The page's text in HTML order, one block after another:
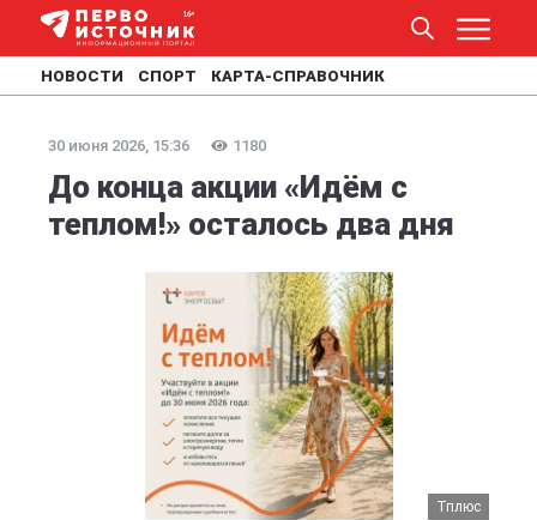
НОВОСТИ СПОРТ КАРТА-СПРАВОЧНИК
30 июня 2026, 15:36 1180
До конца акции «Идём с
теплом!» осталось два дня
Тплюс